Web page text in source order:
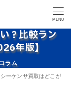
MENU
？比較ラン
年版】
ラム
シーケンサ買取はどこが